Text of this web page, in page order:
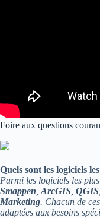
Foire aux questions
Quels sont les logiciels
Parmi les logiciels les
Smappen ArcGIS QGIS
Marketing. Chacun de
adaptées aux besoins